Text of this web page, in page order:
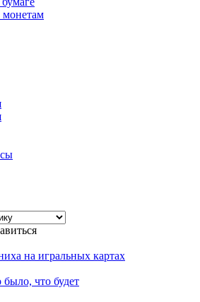
монетам
на игральных картах
что будет